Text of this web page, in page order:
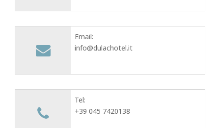
Email:
info@dulachotel.it
Tel:
+39 045 7420138